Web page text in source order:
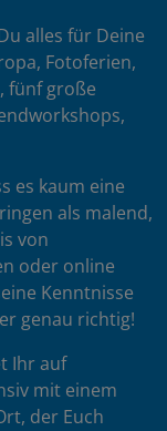
alles für Deine
Fotoferien,
fünf große
es kaum eine
als malend,
von
oder online
Kenntnisse
genau richtig!
Ihr auf
mit einem
der Euch